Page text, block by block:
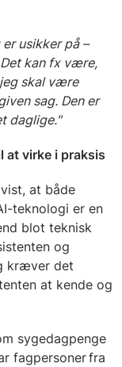
usikker på –
kan fx være,
skal være
sag. Den er
daglige."
at virke i praksis
at både
teknologi er en
blot teknisk
og
kræver det
at kende og
sygedagpenge
fagpersoner fra